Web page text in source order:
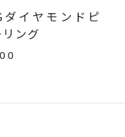
ダイヤモンドピ
ング